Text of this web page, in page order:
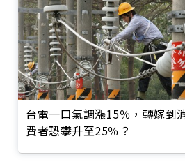
台電一口氣調漲15％，轉嫁到
費者恐攀升至25％？